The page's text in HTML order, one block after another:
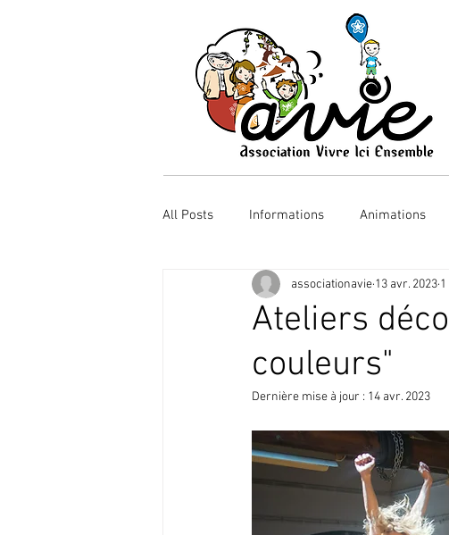
All Posts Informations Animations
Randonnée
Ateliers
couleurs"
associationavie 13 avr. 2023
Dernière mise à jour : 14 avr. 2023